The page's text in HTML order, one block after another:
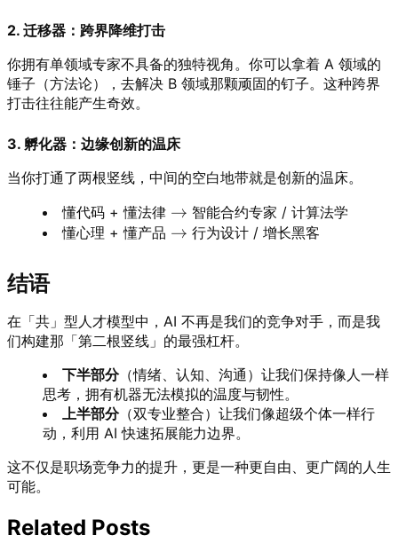
2. 迁移器：跨界降维打击
你拥有单领域专家不具备的独特视角。你可以拿着 A 领域的
锤子（方法论），去解决 B 领域那颗顽固的钉子。这种跨界
打击往往能产生奇效。
3. 孵化器：边缘创新的温床
当你打通了两根竖线，中间的空白地带就是创新的温床。
懂代码 + 懂法律 → 智能合约专家 / 计算法学
懂心理 + 懂产品 → 行为设计 / 增长黑客
结语
在「共」型人才模型中，AI 不再是我们的竞争对手，而是我
们构建那「第二根竖线」的最强杠杆。
下半部分（情绪、认知、沟通）让我们保持像人一样
思考，拥有机器无法模拟的温度与韧性。
上半部分（双专业整合）让我们像超级个体一样行
动，利用 AI 快速拓展能力边界。
这不仅是职场竞争力的提升，更是一种更自由、更广阔的人生
可能。
Related Posts